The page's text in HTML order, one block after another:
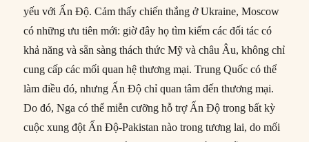
yếu với Ấn Độ. Cảm thấy chiến thắng ở Ukraine, Moscow
có những ưu tiên mới: giờ đây họ tìm kiếm các đối tác có
khả năng và sẵn sàng thách thức Mỹ và châu Âu, không chỉ
cung cấp các mối quan hệ thương mại. Trung Quốc có thể
làm điều đó, nhưng Ấn Độ chỉ quan tâm đến thương mại.
Do đó, Nga có thể miễn cưỡng hỗ trợ Ấn Độ trong bất kỳ
cuộc xung đột Ấn Độ-Pakistan nào trong tương lai, do mối